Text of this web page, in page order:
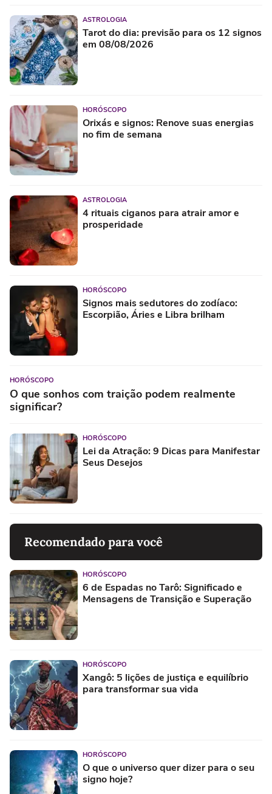
ASTROLOGIA
Tarot do dia: previsão para os 12 signos
em 08/08/2026
HORÓSCOPO
Orixás e signos: Renove suas energias
no fim de semana
ASTROLOGIA
4 rituais ciganos para atrair amor e
prosperidade
HORÓSCOPO
Signos mais sedutores do zodíaco:
Escorpião, Áries e Libra brilham
HORÓSCOPO
O que sonhos com traição podem realmente
significar?
HORÓSCOPO
Lei da Atração: 9 Dicas para Manifestar
Seus Desejos
Recomendado para você
HORÓSCOPO
6 de Espadas no Tarô: Significado e
Mensagens de Transição e Superação
HORÓSCOPO
Xangô: 5 lições de justiça e equilíbrio
para transformar sua vida
HORÓSCOPO
O que o universo quer dizer para o seu
signo hoje?